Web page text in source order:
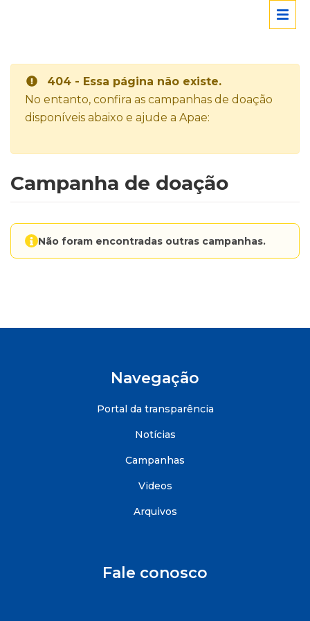
404 - Essa página não existe.
No entanto, confira as campanhas de doação
disponíveis abaixo e ajude a Apae:
Campanha de doação
Não foram encontradas outras campanhas.
Navegação
Portal da transparência
Notícias
Campanhas
Videos
Arquivos
Fale conosco